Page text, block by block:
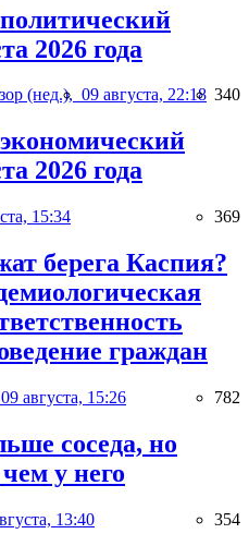
2026 года
(нед.), 09 августа, 22:18 340
2026 года
15:34 369
берега Каспия?
граждан
09 августа, 15:26 782
соседа, но
у него
13:40 354